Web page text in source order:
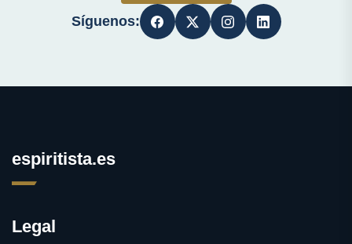
Síguenos:
espiritista.es
Legal